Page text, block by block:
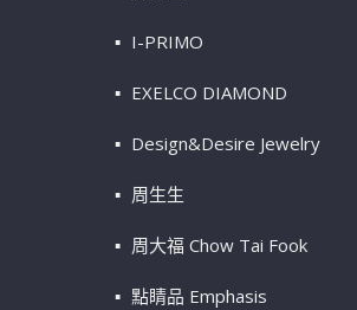
I-PRIMO
EXELCO DIAMOND
Design&Desire Jewelry
周生生
周大福 Chow Tai Fook
點睛品 Emphasis